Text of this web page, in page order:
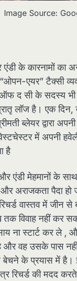
Image Source:
के कारनामों का
“ओपन-एयर” टैक्सी
ऑफ द सी के सदस्य
लॉज है। एक
ब्लेयर द्वारा
में अपनी
है
एंडी मेहमानों के
अराजकता पैदा हो
वास्तव में जीन
विवाह नहीं कर
ना स्टार्ट कर ले ,
और वह उसके पास
बेचने के प्रयास में
रिचर्ड की मदद